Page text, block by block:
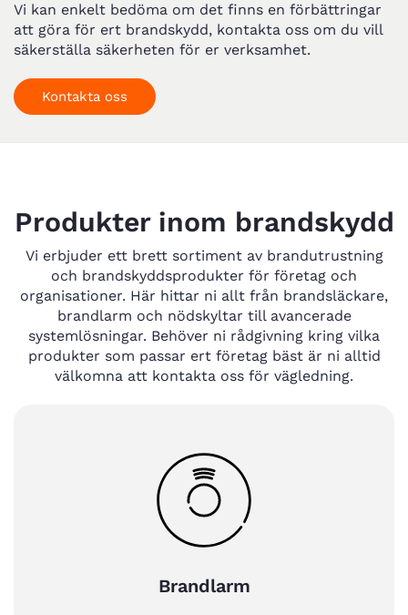
Vi kan enkelt bedöma om det finns en förbättringar
att göra för ert brandskydd, kontakta oss om du vill
säkerställa säkerheten för er verksamhet.
Kontakta oss
Produkter inom brandskydd
Vi erbjuder ett brett sortiment av brandutrustning
och brandskyddsprodukter för företag och
organisationer. Här hittar ni allt från brandsläckare,
brandlarm och nödskyltar till avancerade
systemlösningar. Behöver ni rådgivning kring vilka
produkter som passar ert företag bäst är ni alltid
välkomna att kontakta oss för vägledning.
Brandlarm